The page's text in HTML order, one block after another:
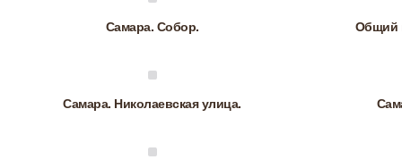
Самара. Собор. Общий
Самара. Николаевская улица.